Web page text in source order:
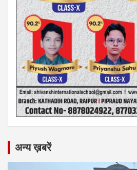
अन्य ख़बरें